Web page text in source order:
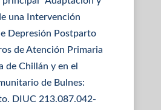
una Intervención
Depresión Postparto
de Atención Primaria
de Chillán y en el
de Bulnes:
DIUC 213.087.042-